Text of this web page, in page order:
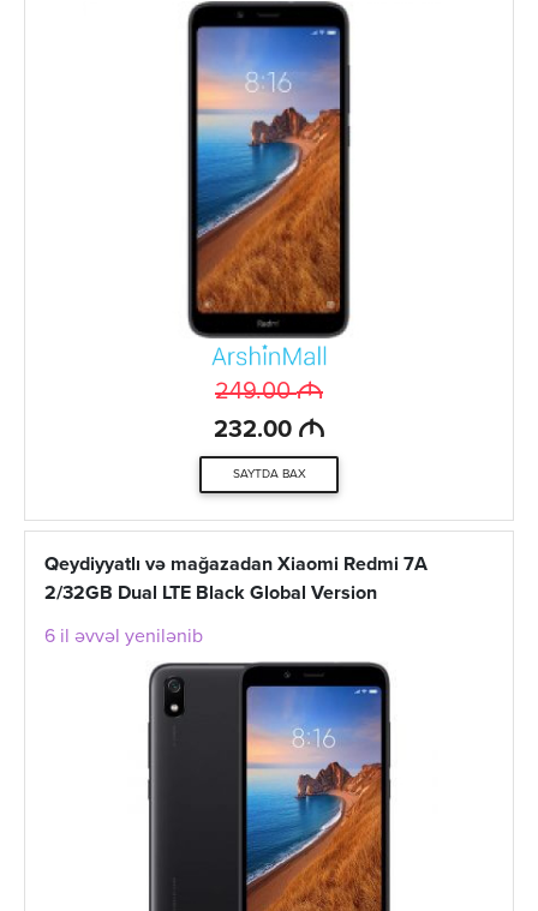
249.00M
232.00 M
SAYTDA BAX
Qeydiyyatlı və mağazadan Xiaomi Redmi 7A
2/32GB Dual LTE Black Global Version
6 il əvvəl yenilənib